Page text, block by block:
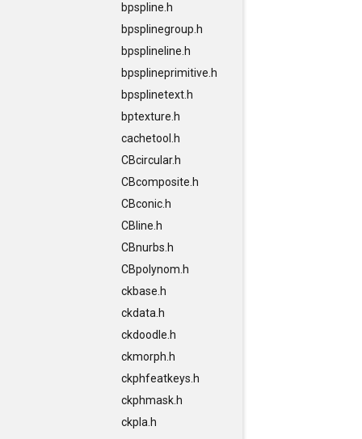
bpspline.h
bpsplinegroup.h
bpsplineline.h
bpsplineprimitive.h
bpsplinetext.h
bptexture.h
cachetool.h
CBcircular.h
CBcomposite.h
CBconic.h
CBline.h
CBnurbs.h
CBpolynom.h
ckbase.h
ckdata.h
ckdoodle.h
ckmorph.h
ckphfeatkeys.h
ckphmask.h
ckpla.h